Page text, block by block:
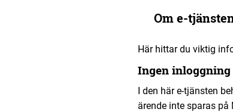
Om e-
Här hittar du viktig
Ingen inloggning
I den här e-tjänsten
ärende inte sparas